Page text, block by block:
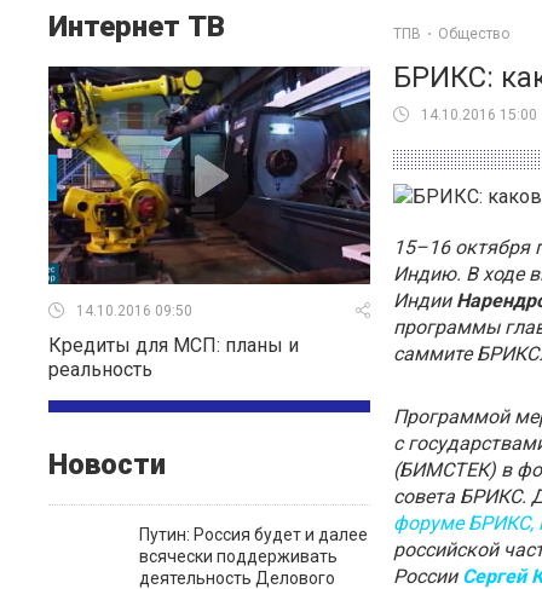
Интернет ТВ
14.10.2016 09:50
Кредиты для МСП: планы и
реальность
Новости
Путин: Россия будет и далее
всячески поддерживать
деятельность Делового
ТПВ Общество
БРИКС:
14.10.2016 15:00
15–16 октября
Индию. В ходе
Индии
программы
саммите БРИКС.
Программой
с
(БИМСТЕК) в
совета БРИКС.
форуме БРИКС,
российской
России Сергей